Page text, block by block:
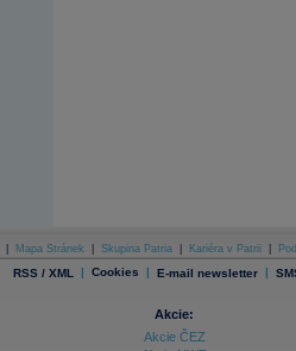
Mapa Stránek Skupina Patria Kariéra v Patrii
RSS / XML | Cookies | E-mail newsletter |
Akcie:
Akcie ČEZ